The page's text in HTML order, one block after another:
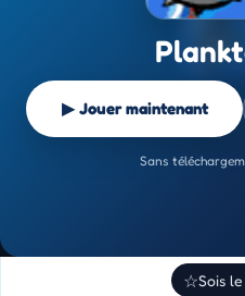
▶ Jouer maintenant
Sans
☆Sois